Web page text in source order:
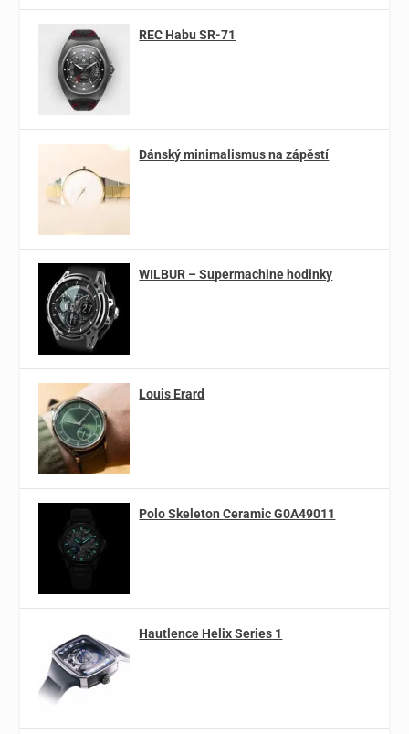
REC Habu SR-71
Dánský minimalismus na zápěstí
WILBUR – Supermachine hodinky
Louis Erard
Polo Skeleton Ceramic G0A49011
Hautlence Helix Series 1